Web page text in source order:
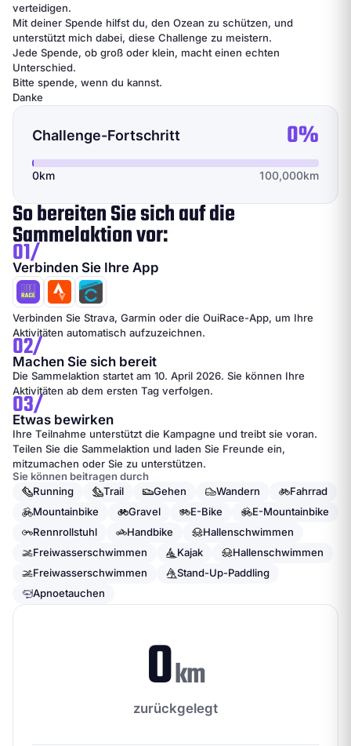
verteidigen.
Mit deiner Spende hilfst du, den Ozean zu schützen, und
unterstützt mich dabei, diese Challenge zu meistern.
Jede Spende, ob groß oder klein, macht einen echten
Unterschied.
Bitte spende, wenn du kannst.
Danke
Challenge-Fortschritt 0%
0km 100,000km
So bereiten Sie sich auf die
Sammelaktion vor:
01/
Verbinden Sie Ihre App
Verbinden Sie Strava, Garmin oder die OuiRace-App, um Ihre
Aktivitäten automatisch aufzuzeichnen.
02/
Machen Sie sich bereit
Die Sammelaktion startet am 10. April 2026. Sie können Ihre
Aktivitäten ab dem ersten Tag verfolgen.
03/
Etwas bewirken
Ihre Teilnahme unterstützt die Kampagne und treibt sie voran.
Teilen Sie die Sammelaktion und laden Sie Freunde ein,
mitzumachen oder Sie zu unterstützen.
Sie können beitragen durch
Running
Trail Gehen Wandern
Fahrrad
Mountainbike
Gravel E-Bike
E-Mountainbike
Rennrollstuhl
Handbike
Hallenschwimmen
Freiwasserschwimmen
Kajak
Hallenschwimmen
Freiwasserschwimmen
Stand-Up-Paddling
Apnoetauchen
0km
zurückgelegt